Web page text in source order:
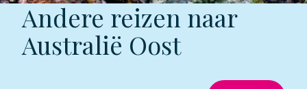
Andere reizen naar
Australië Oost